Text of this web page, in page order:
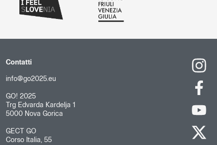
Contatti
info@go2025.eu
GO! 2025
Trg Edvarda Kardelja 1
5000 Nova Gorica
GECT GO
Corso Italia, 55